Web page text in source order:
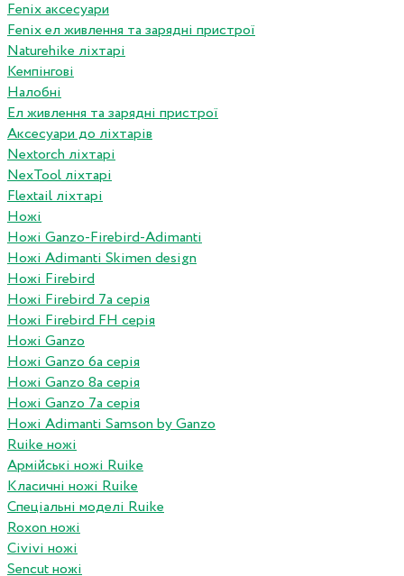
Fenix аксесуари
Fenix ел живлення та зарядні пристрої
Naturehike ліхтарі
Кемпінгові
Налобні
Ел живлення та зарядні пристрої
Аксесуари до ліхтарів
Nextorch ліхтарі
NexTool ліхтарі
Flextail ліхтарі
Ножі
Ножі Ganzo-Firebird-Adimanti
Ножі Adimanti Skimen design
Ножі Firebird
Ножі Firebird 7а серія
Ножі Firebird FH серія
Ножі Ganzo
Ножі Ganzo 6а серія
Ножі Ganzo 8а серія
Ножі Ganzo 7а серія
Ножі Adimanti Samson by Ganzo
Ruike ножі
Армійські ножі Ruike
Класичні ножі Ruike
Спеціальні моделі Ruike
Roxon ножi
Civivi ножі
Sencut ножі